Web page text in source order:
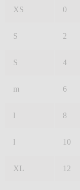
XS 0
S 2
S 4
m 6
l 8
l 10
XL 12